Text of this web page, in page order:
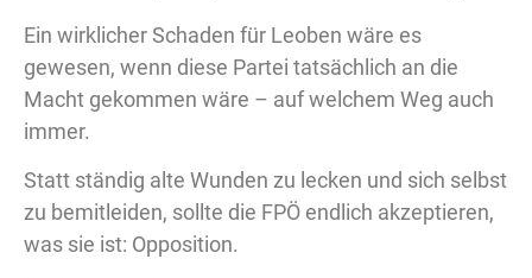
Ein wirklicher Schaden für Leoben wäre es
gewesen, wenn diese Partei tatsächlich an die
Macht gekommen wäre – auf welchem Weg auch
immer.
Statt ständig alte Wunden zu lecken und sich selbst
zu bemitleiden, sollte die FPÖ endlich akzeptieren,
was sie ist: Opposition.